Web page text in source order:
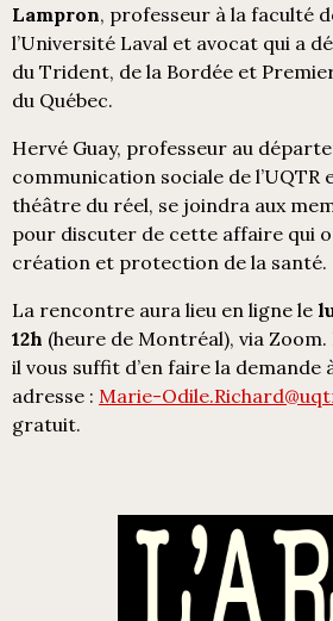
Lampron, professeur à la faculté
l’Université Laval et avocat qui a
du Trident, de la Bordée et
du Québec.
Hervé Guay, professeur au
communication sociale de l’UQTR
théâtre du réel, se joindra aux
pour discuter de cette affaire qui
création et protection de la santé.
La rencontre aura lieu en ligne le
12h (heure de Montréal), via
il vous suffit d’en faire la demande
adresse : Marie-
gratuit.